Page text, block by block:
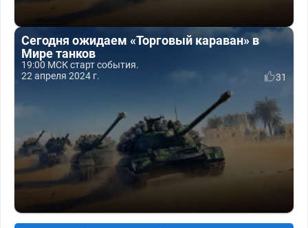
Сегодня ожидаем «Торговый караван» в
Мире танков
19:00 МСК старт события.
22 апреля 2024 г.
31